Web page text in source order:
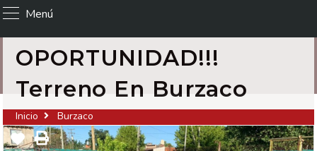
Menú
OPORTUNIDAD!!!
Terreno En Burzaco
Inicio Burzaco